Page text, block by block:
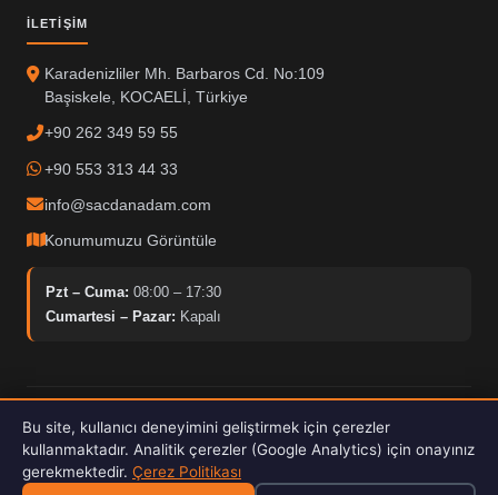
İLETIŞIM
Karadenizliler Mh. Barbaros Cd. No:109
Başiskele, KOCAELİ, Türkiye
+90 262 349 59 55
+90 553 313 44 33
info@sacdanadam.com
Konumumuzu Görüntüle
Pzt – Cuma: 08:00 – 17:30
Cumartesi – Pazar: Kapalı
Hardox İşleme ISO Kalite 30kW Fiber Lazer
Bu site, kullanıcı deneyimini geliştirmek için çerezler
kullanmaktadır. Analitik çerezler (Google Analytics) için onayınız
gerekmektedir. Çerez Politikası